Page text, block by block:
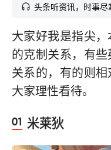
头条听资讯，时事尽
大家好我是指尖
的克制关系，有
关系的，有的则相
大家理性看待。
米莱狄